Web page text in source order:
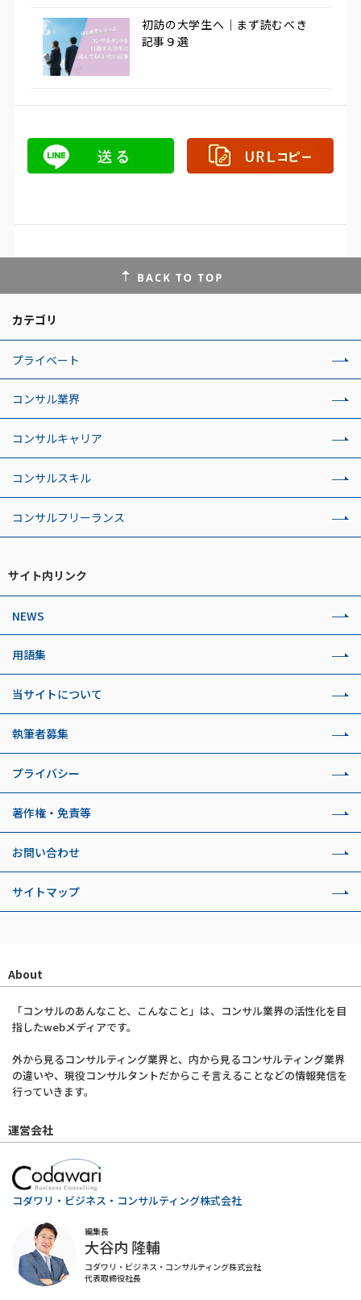
初訪の大学生へ｜まず読むべき
記事９選
カテゴリ
プライベート
コンサル業界
コンサルキャリア
コンサルスキル
コンサルフリーランス
サイト内リンク
NEWS
用語集
当サイトについて
執筆者募集
プライバシー
著作権・免責等
お問い合わせ
サイトマップ
About
「コンサルのあんなこと、こんなこと」は、コンサル業界の活性化を目
指したwebメディアです。
外から見るコンサルティング業界と、内から見るコンサルティング業界
の違いや、現役コンサルタントだからこそ言えることなどの情報発信を
行っていきます。
運営会社
コダワリ・ビジネス・コンサルティング株式会社
編集長
大谷内 隆輔
コダワリ・ビジネス・コンサルティング株式会社
代表取締役社長